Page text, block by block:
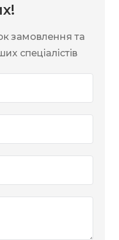
замовлення та
спеціалістів